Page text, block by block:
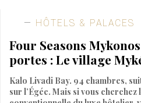
HÔTELS & PALACES
Four Seasons
portes : Le village
Kalo Livadi Bay. 94 chambres,
sur l’Égée. Mais si vous